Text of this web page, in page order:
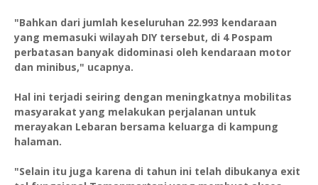
"Bahkan dari jumlah keseluruhan 22.993 kendaraan
yang memasuki wilayah DIY tersebut, di 4 Pospam
perbatasan banyak didominasi oleh kendaraan motor
dan minibus," ucapnya.
Hal ini terjadi seiring dengan meningkatnya mobilitas
masyarakat yang melakukan perjalanan untuk
merayakan Lebaran bersama keluarga di kampung
halaman.
"Selain itu juga karena di tahun ini telah dibukanya exit